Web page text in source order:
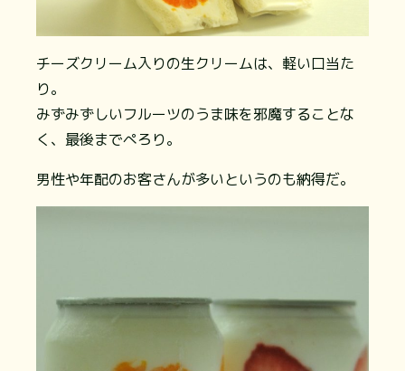
チーズクリーム入りの生クリームは、軽い口当た
り。
みずみずしいフルーツのうま味を邪魔することな
く、最後までぺろり。
男性や年配のお客さんが多いというのも納得だ。